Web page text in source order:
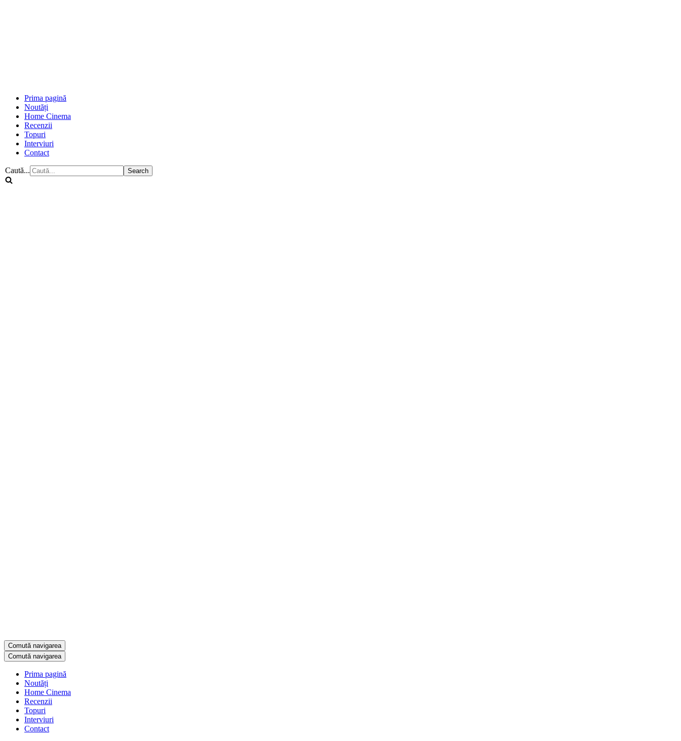
Prima pagină
Noutăți
Home Cinema
Recenzii
Topuri
Interviuri
Contact
Caută...
Comută navigarea
Comută navigarea
Prima pagină
Noutăți
Home Cinema
Recenzii
Topuri
Interviuri
Contact